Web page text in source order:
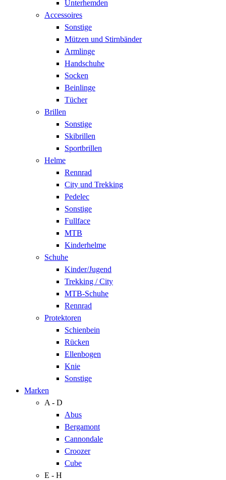
Unterhemden
Accessoires
Sonstige
Mützen und Stirnbänder
Armlinge
Handschuhe
Socken
Beinlinge
Tücher
Brillen
Sonstige
Skibrillen
Sportbrillen
Helme
Rennrad
City und Trekking
Pedelec
Sonstige
Fullface
MTB
Kinderhelme
Schuhe
Kinder/Jugend
Trekking / City
MTB-Schuhe
Rennrad
Protektoren
Schienbein
Rücken
Ellenbogen
Knie
Sonstige
Marken
A - D
Abus
Bergamont
Cannondale
Croozer
Cube
E - H